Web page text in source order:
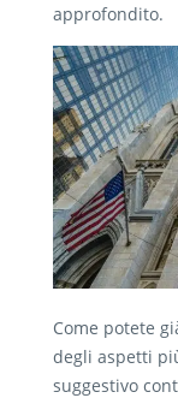
approfondito.
Come potete
degli aspetti
suggestivo